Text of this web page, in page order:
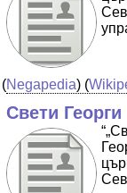
(Negapedia) (
Свети